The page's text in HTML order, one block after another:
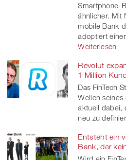
Smartphone-
ähnlicher. Mit
mobile Bank
adoptiert
Weiterlesen
Revolut
1 Million
Das FinTech
Wellen seines
aktuell dabei,
neu zu
Entsteht ein
Bank, der